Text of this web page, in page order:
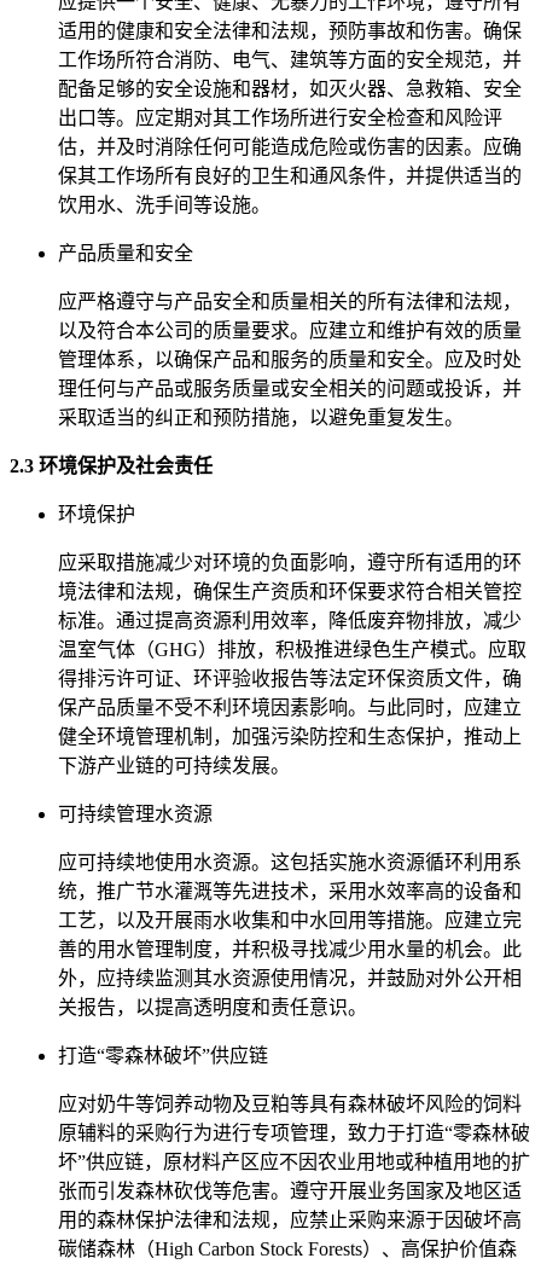
适用的健康和安全法律和法规，预防事故和伤害。确保
工作场所符合消防、电气、建筑等方面的安全规范，并
配备足够的安全设施和器材，如灭火器、急救箱、安全
出口等。应定期对其工作场所进行安全检查和风险评
估，并及时消除任何可能造成危险或伤害的因素。应确
保其工作场所有良好的卫生和通风条件，并提供适当的
饮用水、洗手间等设施。
产品质量和安全
应严格遵守与产品安全和质量相关的所有法律和法规，
以及符合本公司的质量要求。应建立和维护有效的质量
管理体系，以确保产品和服务的质量和安全。应及时处
理任何与产品或服务质量或安全相关的问题或投诉，并
采取适当的纠正和预防措施，以避免重复发生。
2.3 环境保护及社会责任
环境保护
应采取措施减少对环境的负面影响，遵守所有适用的环
境法律和法规，确保生产资质和环保要求符合相关管控
标准。通过提高资源利用效率，降低废弃物排放，减少
温室气体（GHG）排放，积极推进绿色生产模式。应取
得排污许可证、环评验收报告等法定环保资质文件，确
保产品质量不受不利环境因素影响。与此同时，应建立
健全环境管理机制，加强污染防控和生态保护，推动上
下游产业链的可持续发展。
可持续管理水资源
应可持续地使用水资源。这包括实施水资源循环利用系
统，推广节水灌溉等先进技术，采用水效率高的设备和
工艺，以及开展雨水收集和中水回用等措施。应建立完
善的用水管理制度，并积极寻找减少用水量的机会。此
外，应持续监测其水资源使用情况，并鼓励对外公开相
关报告，以提高透明度和责任意识。
打造“零森林破坏”供应链
应对奶牛等饲养动物及豆粕等具有森林破坏风险的饲料
原辅料的采购行为进行专项管理，致力于打造“零森林破
坏”供应链，原材料产区应不因农业用地或种植用地的扩
张而引发森林砍伐等危害。遵守开展业务国家及地区适
用的森林保护法律和法规，应禁止采购来源于因破坏高
碳储森林（High Carbon Stock Forests）、高保护价值森